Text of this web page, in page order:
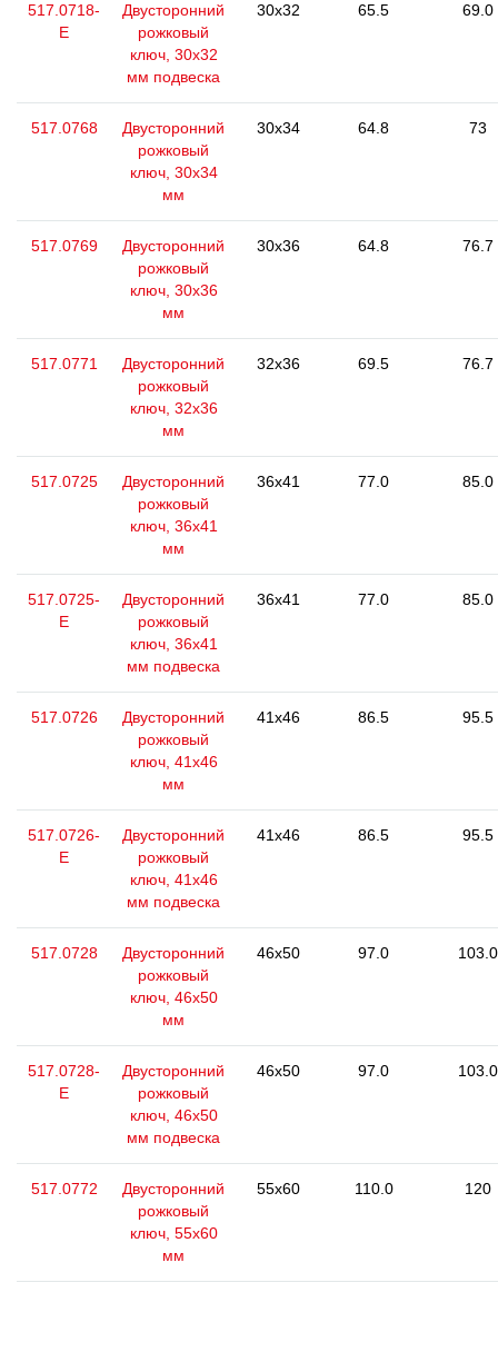
517.0718-
E
Двусторонний
рожковый
ключ, 30x32
мм подвеска
30x32 65.5 69.0
517.0768
Двусторонний
рожковый
ключ, 30x34
мм
30x34 64.8 73
517.0769
Двусторонний
рожковый
ключ, 30x36
мм
30x36 64.8 76.7
517.0771
Двусторонний
рожковый
ключ, 32x36
мм
32x36 69.5 76.7
517.0725
Двусторонний
рожковый
ключ, 36х41
мм
36x41 77.0 85.0
517.0725-
E
Двусторонний
рожковый
ключ, 36х41
мм подвеска
36x41 77.0 85.0
517.0726
Двусторонний
рожковый
ключ, 41x46
мм
41x46 86.5 95.5
517.0726-
E
Двусторонний
рожковый
ключ, 41x46
мм подвеска
41x46 86.5 95.5
517.0728
Двусторонний
рожковый
ключ, 46х50
мм
46x50 97.0 103.0
517.0728-
E
Двусторонний
рожковый
ключ, 46х50
мм подвеска
46x50 97.0 103.0
517.0772
Двусторонний
рожковый
ключ, 55x60
мм
55x60 110.0 120